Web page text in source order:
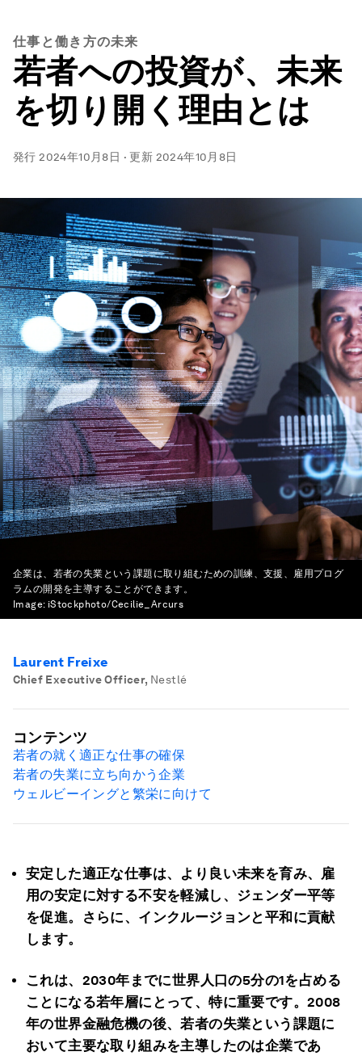
仕事と働き方の未来
若者への投資が、未来
を切り開く理由とは
発行2024年10月8日 ·更新 2024年10月8日
企業は、若者の失業という課題に取り組むための訓練、支援、雇用プログ
ラムの開発を主導することができます。
Image: iStockphoto/Cecilie_Arcurs
Laurent Freixe
Chief Executive Officer, Nestlé
安定した適正な仕事は、より良い未来を育み、雇
用の安定に対する不安を軽減し、ジェンダー平等
を促進。さらに、インクルージョンと平和に貢献
します。
これは、 2030年までに世界人口の5分の1を占める
ことになる若年層にとって、特に重要です。 2008
年の世界金融危機の後、若者の失業という課題に
おいて主要な取り組みを主導したのは企業であ
コンテンツ
若者の就く適正な仕事の確保
若者の失業に立ち向かう企業
ウェルビーイングと繁栄に向けて